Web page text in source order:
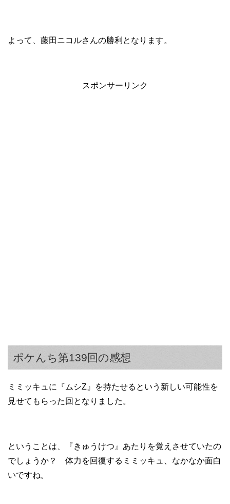
よって、藤田ニコルさんの勝利となります。
スポンサーリンク
ポケんち第139回の感想
ミミッキュに『ムシZ』を持たせるという新しい可能性を
見せてもらった回となりました。
ということは、『きゅうけつ』あたりを覚えさせていたの
でしょうか？ 体力を回復するミミッキュ、なかなか面白
いですね。